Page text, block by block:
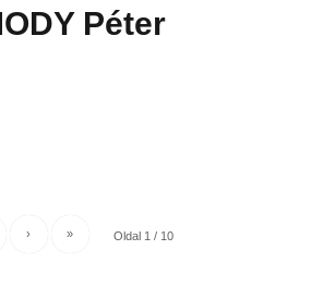
Péter
Oldal 1 / 10
› »